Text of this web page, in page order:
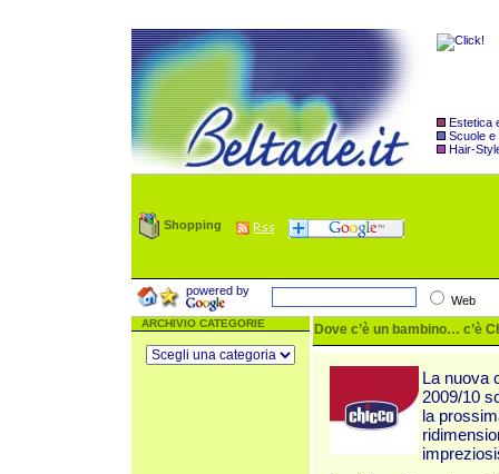
Estetica
Scuole e
Hair-
Shopping
powered by
Web
ARCHIVIO CATEGORIE Dove c’è un bambino… c’è
La nuova
2009/10
la